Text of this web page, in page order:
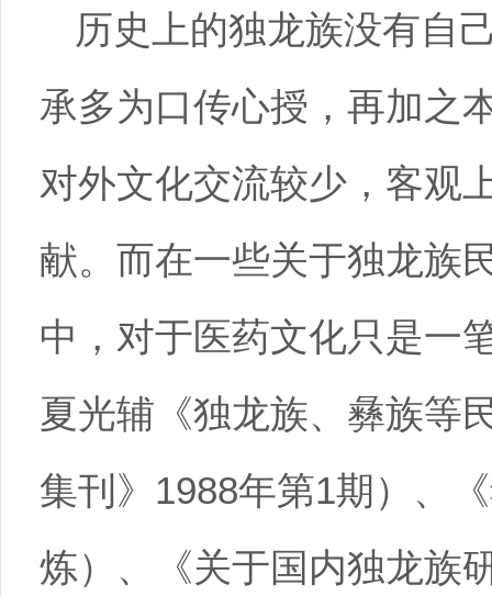
历史上的独龙族没有自
承多为口传心授，再加之
对外文化交流较少，客观
献。而在一些关于独龙族
中，对于医药文化只是一
夏光辅《独龙族、彝族等
集刊》1988年第1期）、
炼）、《关于国内独龙族